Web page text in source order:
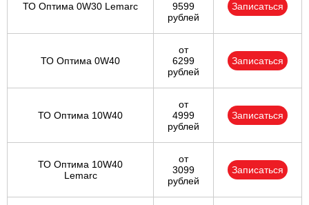
ТО Оптима 0W30 Lemarc
9599
рублей
Записаться
ТО Оптима 0W40
от
6299
рублей
Записаться
ТО Оптима 10W40
от
4999
рублей
Записаться
ТО Оптима 10W40
Lemarc
от
3099
рублей
Записаться